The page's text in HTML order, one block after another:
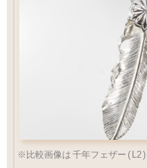
※比較画像は 千年フェザー ( L2)